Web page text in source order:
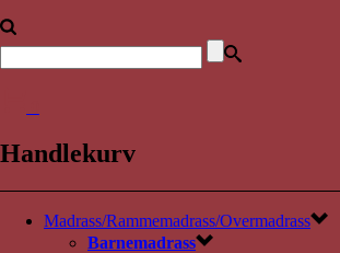
Handlekurv
Madrass/Rammemadrass/Overmadrass
Barnemadrass